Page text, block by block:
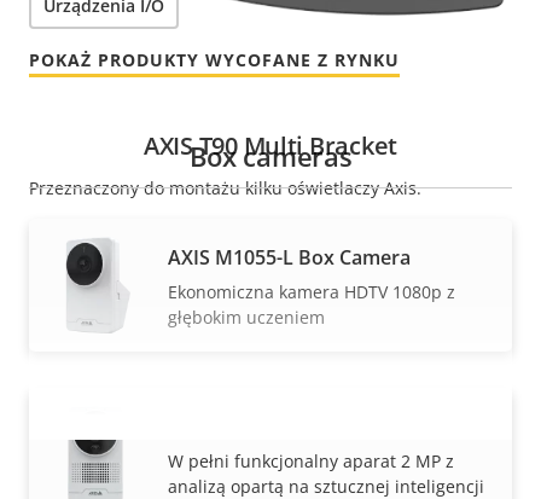
AXIS T90 Multi Bracket
Przeznaczony do montażu kilku oświetlaczy Axis.
WIĘCEJ INFORMACJI
Urządzenia I/O
POKAŻ PRODUKTY WYCOFANE Z RYNKU
WYŚWIETL WIĘCEJ
Box cameras
AXIS M1055-L Box Camera
Ekonomiczna kamera HDTV 1080p z
głębokim uczeniem
W pełni funkcjonalny aparat 2 MP z
analizą opartą na sztucznej inteligencji